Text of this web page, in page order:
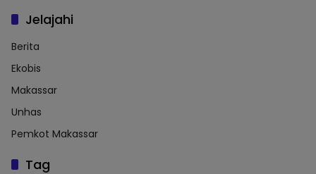
Jelajahi
Berita
Ekobis
Makassar
Unhas
Pemkot Makassar
Tag